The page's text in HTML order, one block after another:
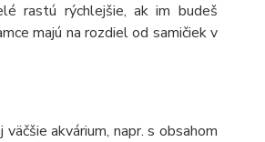
rastú rýchlejšie, ak im budeš
majú na rozdiel od samičiek v
akvárium, napr. s obsahom